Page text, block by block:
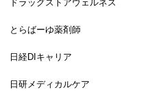
ドラッグストアウェルネス
とらばーゆ薬剤師
日経DIキャリア
日研メディカルケア